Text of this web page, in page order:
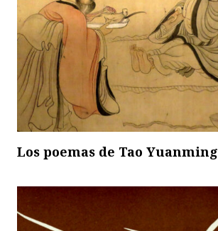
Los poemas de Tao Yuanming